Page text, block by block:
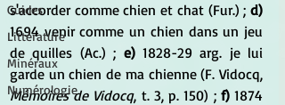
Guides
Littérature
Minéraux
Numérologie
s'accorder comme chien et chat (Fur.) ;
1694 venir comme un chien dans un jeu
de quilles (Ac.) ; e) 1828-29 arg. je lui
Mémoires de Vidocq, t. 3, p. 150) ; f) 1874